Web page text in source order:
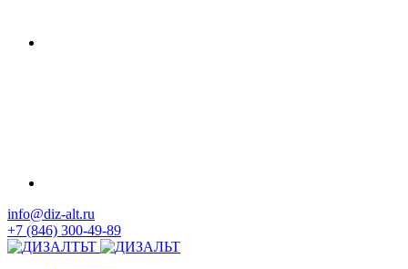
info@diz-alt.ru
+7 (846) 300-49-89